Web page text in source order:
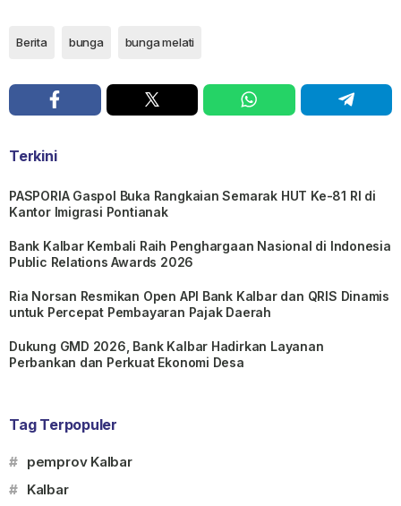
Berita bunga bunga melati
Terkini
PASPORIA Gaspol Buka Rangkaian Semarak HUT Ke-81 RI di
Kantor Imigrasi Pontianak
Bank Kalbar Kembali Raih Penghargaan Nasional di Indonesia
Public Relations Awards 2026
Ria Norsan Resmikan Open API Bank Kalbar dan QRIS Dinamis
untuk Percepat Pembayaran Pajak Daerah
Dukung GMD 2026, Bank Kalbar Hadirkan Layanan
Perbankan dan Perkuat Ekonomi Desa
Tag Terpopuler
# pemprov Kalbar
# Kalbar